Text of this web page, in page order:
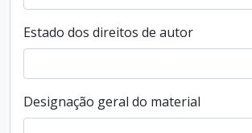
Estado dos direitos de autor
Designação geral do material